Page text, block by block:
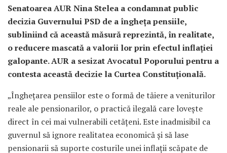
Senatoarea AUR Nina Stelea a condamnat public
decizia Guvernului PSD de a îngheța pensiile,
subliniind că această măsură reprezintă, în realitate,
o reducere mascată a valorii lor prin efectul inflației
galopante. AUR a sesizat Avocatul Poporului pentru a
contesta această decizie la Curtea Constituțională.
„Înghețarea pensiilor este o formă de tăiere a veniturilor
reale ale pensionarilor, o practică ilegală care lovește
direct în cei mai vulnerabili cetățeni. Este inadmisibil ca
guvernul să ignore realitatea economică și să lase
pensionarii să suporte costurile unei inflații scăpate de